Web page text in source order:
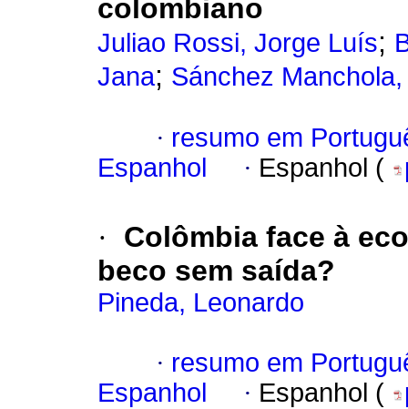
colombiano
Juliao Rossi, Jorge Luís;
Jana; Sánchez
· resumo em
Espanhol
· Espanhol (
·
Colômbia face à
beco sem saída?
Pineda, Leonardo
· resumo em
Espanhol
· Espanhol (